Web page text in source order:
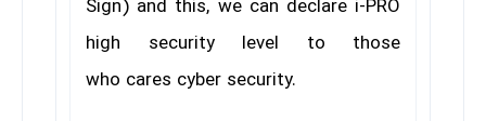
Sign) and this, we can declare i-PRO
high security level to those
who cares cyber security.